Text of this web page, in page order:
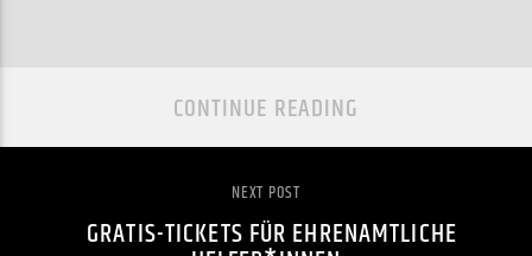
CONTINUE READING
NEXT POST
GRATIS-TICKETS FÜR EHRENAMTLICHE